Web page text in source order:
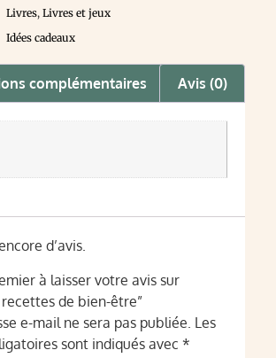
Livres, Livres et jeux
Idées cadeaux
complémentaires Avis (0)
d’avis.
à laisser votre avis sur
recettes de bien-être”
e-mail ne sera pas publiée. Les
sont indiqués avec *